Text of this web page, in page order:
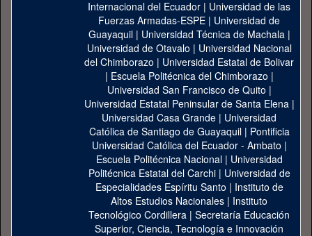
Internacional del Ecuador | Universidad de las
Fuerzas Armadas-ESPE | Universidad de
Guayaquil| Universidad Técnica de Machala|
Universidad de Otavalo | Universidad Nacional
del Chimborazo | Universidad Estatal de Bolivar
| Escuela Politécnica del Chimborazo |
Universidad San Francisco de Quito |
Universidad Estatal Peninsular de Santa Elena|
Universidad Casa Grande | Universidad
Católica de Santiago de Guayaquil| Pontificia
Universidad Católica del Ecuador - Ambato |
Escuela Politécnica Nacional| Universidad
Politécnica Estatal del Carchi| Universidad de
Especialidades Espíritu Santo | Instituto de
Altos Estudios Nacionales | Instituto
Tecnológico Cordillera | Secretaría Educación
Superior, Ciencia, Tecnología e Innovación